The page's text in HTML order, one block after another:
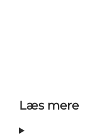
Læs mere